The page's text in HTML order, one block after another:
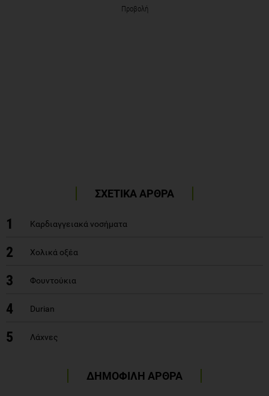
Προβολή
ΣΧΕΤΙΚΑ ΑΡΘΡΑ
1 Καρδιαγγειακά νοσήματα
2 Χολικά οξέα
3 Φουντούκια
4 Durian
5 Λάχνες
ΔΗΜΟΦΙΛΗ ΑΡΘΡΑ